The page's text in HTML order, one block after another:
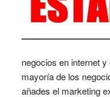
negocios en internet
mayoría de los
añades el marketing